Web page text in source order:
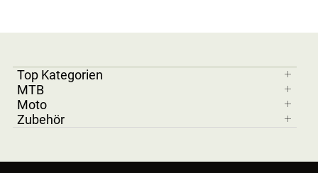
Top Kategorien
MTB
Moto
Zubehör